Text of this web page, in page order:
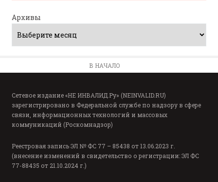
Архивы
В НАЧАЛО
Сетевое издание «НЕ ИНВАЛИД.Ру» (NEINVALID.RU)
зарегистрировано в Федеральной службе по надзору в сфере
связи, информационных технологий и массовых
коммуникаций (Роскомнадзор)
Реестровая запись ЭЛ № ФС 77 – 85438 от 13.06.2023 г.
(внесение изменений в свидетельство о регистрации: ЭЛ ФС
77-88435 от 21.10.2024 г.)